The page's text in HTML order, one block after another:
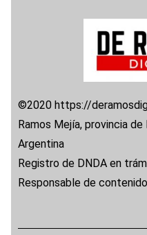
©2020 https://
Ramos Mejía, provincia
Argentina
Registro de DNDA en
Responsable de